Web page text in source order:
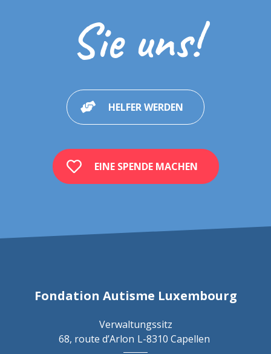
Sie uns!
HELFER WERDEN
EINE SPENDE MACHEN
Fondation Autisme Luxembourg
Verwaltungssitz
68, route d’Arlon L-8310 Capellen